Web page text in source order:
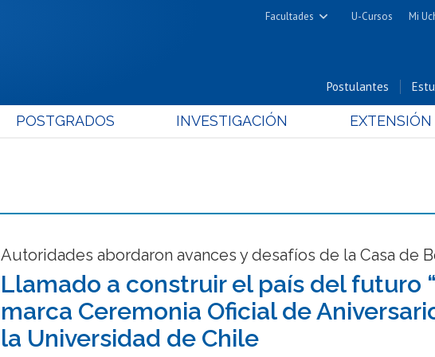
Facultades
Cs. Físicas y Matemáticas
Cs. Químicas y Farmacéuticas
Estudios Avanzados en Educación
Nutrición y Tecnología de
Alimentos
U-Cursos Mi
Postulantes
POSTGRADOS INVESTIGACIÓN EXTENSIÓN
Autoridades abordaron avances y desafíos de la Casa de
Llamado a construir el país del futuro
marca Ceremonia Oficial de
la Universidad de Chile